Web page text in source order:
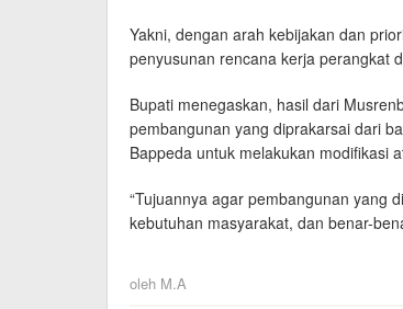
Yakni, dengan arah kebijakan dan
penyusunan rencana kerja perangkat
Bupati menegaskan, hasil dari
pembangunan yang diprakarsai dari
Bappeda untuk melakukan modifikasi
“Tujuannya agar pembangunan yang
kebutuhan masyarakat, dan benar-
oleh M.A